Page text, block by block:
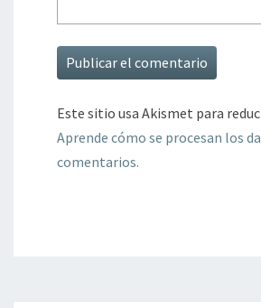
Este sitio usa Akismet para
Aprende cómo se procesan los
comentarios.